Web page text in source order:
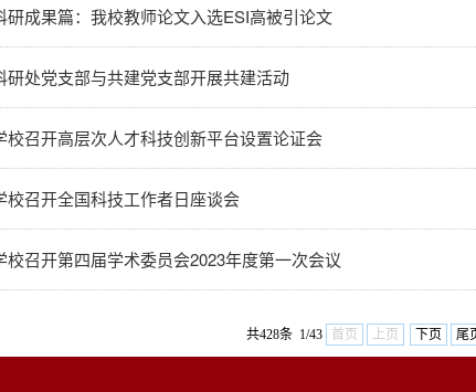
研成果篇：我校教师论文入选ESI高被引论文
研处党支部与共建党支部开展共建活动
校召开高层次人才科技创新平台设置论证会
校召开全国科技工作者日座谈会
校召开第四届学术委员会2023年度第一次会议
共428条 1/43 首页 上页 下页 尾